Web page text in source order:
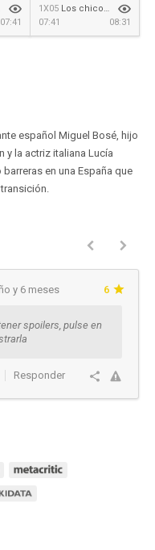
07:41
1X05 Los chicos no lloran
07:41
08:31
español Miguel Bosé, hijo
y la actriz italiana Lucía
en una España que
y 6 meses 6
spoilers, pulse en
Responder